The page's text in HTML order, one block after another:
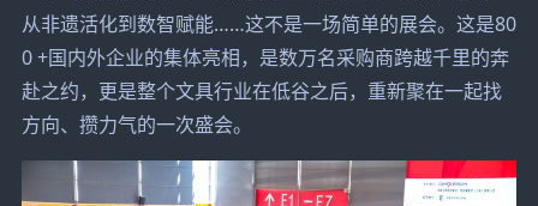
从非遗活化到数智赋能……这不是一场简单的展会。这是80
0 +国内外企业的集体亮相，是数万名采购商跨越千里的奔
赴之约，更是整个文具行业在低谷之后，重新聚在一起找
方向、攒力气的一次盛会。